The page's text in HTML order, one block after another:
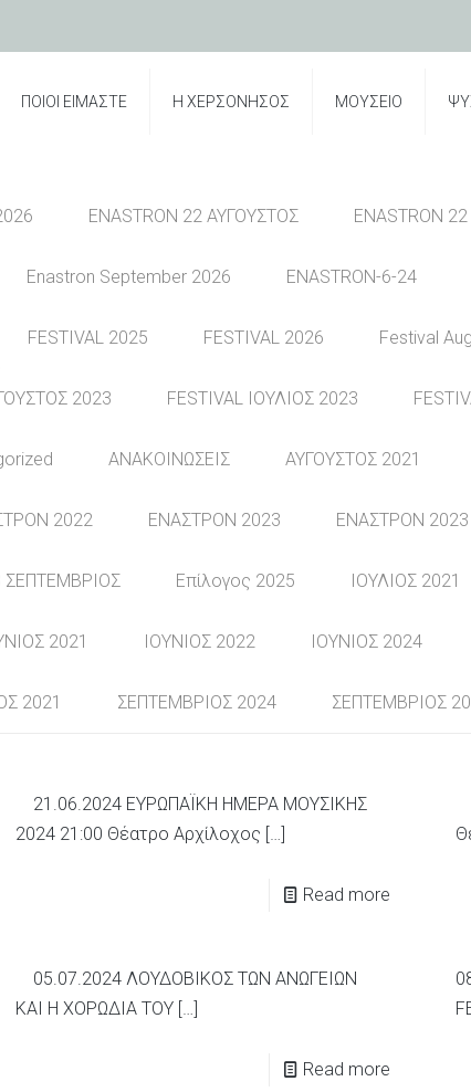
ΠΟΙΟΙ ΕΙΜΑΣΤΕ Η ΧΕΡΣΟΝΗΣΟΣ ΜΟΥΣΕΙΟ
ENASTRON 22 ΑΥΓΟΥΣΤΟΣ ENASTRON
Enastron September 2026 ENASTRON-6-24
FESTIVAL 2025 FESTIVAL 2026 Festival
2023 FESTIVAL ΙΟΥΛΙΟΣ 2023
ΑΝΑΚΟΙΝΩΣΕΙΣ ΑΥΓΟΥΣΤΟΣ 2021
2022 ΕΝΑΣΤΡΟΝ 2023 ΕΝΑΣΤΡΟΝ
Επίλογος 2025 ΙΟΥΛΙΟΣ 2021
2021 ΙΟΥΝΙΟΣ 2022 ΙΟΥΝΙΟΣ 2024
2021 ΣΕΠΤΕΜΒΡΙΟΣ 2024 ΣΕΠΤΕΜΒΡΙΟΣ
21.06.2024 ΕΥΡΩΠΑΪΚΗ ΗΜΕΡΑ ΜΟΥΣΙΚΗΣ
2024 21:00 Θέατρο Αρχίλοχος […]
Read more
05.07.2024 ΛΟΥΔΟΒΙΚΟΣ ΤΩΝ ΑΝΩΓΕΙΩΝ
ΚΑΙ Η ΧΟΡΩΔΙΑ ΤΟΥ[…]
Read more